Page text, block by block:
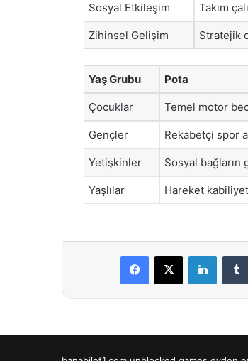
Sosyal Etkileşim Takım
Zihinsel Gelişim Stratejik
Yaş Grubu Pota
Çocuklar Temel motor
Gençler Rekabetçi spor
Yetişkinler Sosyal bağların
Yaşlılar Hareket
Facebook
X